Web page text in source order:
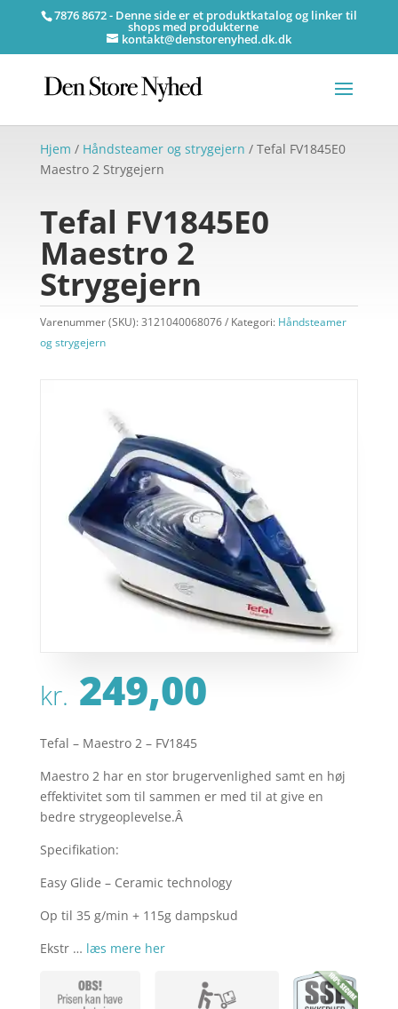
7876 8672 - Denne side er et produktkatalog og linker til
shops med produkterne
kontakt@denstorenyhed.dk.dk
Hjem / Håndsteamer og strygejern / Tefal FV1845E0
Maestro 2 Strygejern
Tefal FV1845E0
Maestro 2
Strygejern
Varenummer (SKU):3121040068076 Kategori: Håndsteamer
og strygejern
kr. 249,00
Tefal – Maestro 2 – FV1845
Maestro 2 har en stor brugervenlighed samt en høj
effektivitet som til sammen er med til at give en
bedre strygeoplevelse.Â
Specifikation:
Easy Glide – Ceramic technology
Op til 35 g/min + 115g dampskud
Ekstr … læs mere her